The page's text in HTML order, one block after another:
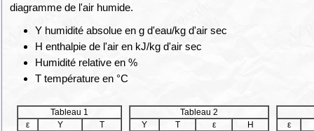
diagramme de l'air humide.
Y humidité absolue en g d'eau/kg d'air sec
H enthalpie de l'air en kJ/kg d'air sec
Humidité relative en %
T température en °C
Tableau 1
ε
Y
T
Tableau 2
Y
T ε
H
ε